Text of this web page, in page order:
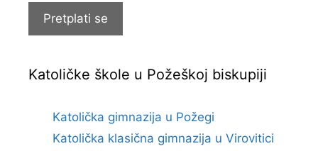
Pretplati se
Katoličke škole u Požeškoj biskupiji
Katolička gimnazija u Požegi
Katolička klasična gimnazija u Virovitici